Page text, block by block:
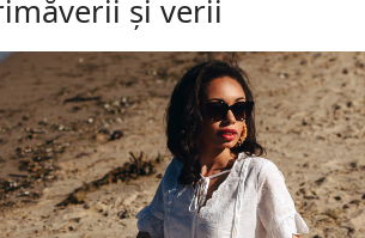
și verii